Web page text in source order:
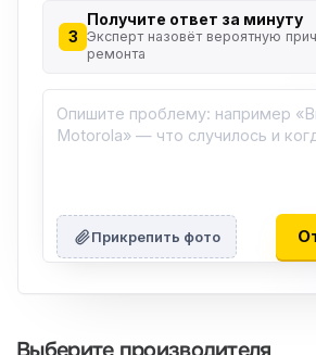
3
Получите ответ за минуту
Эксперт назовёт вероятную
ремонта
Прикрепить фото